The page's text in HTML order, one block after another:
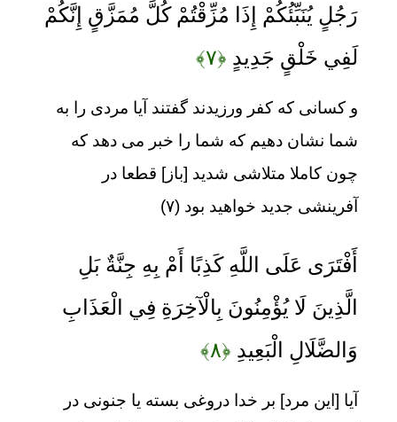
رَجُلٍ يُنَبِّئُكُمْ إِذَا مُزِّقْتُمْ كُلَّ مُمَزَّقٍ إِنَّكُمْ
لَفِي خَلْقٍ جَدِيدٍ ﴿۷﴾
و كسانى كه كفر ورزيدند گفتند آيا مردى را به
شما نشان دهيم كه شما را خبر مى‏ دهد كه
چون كاملا متلاشى شديد [باز] قطعا در
آفرينشى جديد خواهيد بود (۷)
أَفْتَرَى عَلَى اللَّهِ كَذِبًا أَمْ بِهِ جِنَّةٌ بَلِ
الَّذِينَ لَا يُؤْمِنُونَ بِالْآخِرَةِ فِي الْعَذَابِ
وَالضَّلَالِ الْبَعِيدِ ﴿۸﴾
آيا [اين مرد] بر خدا دروغى بسته يا جنونى در